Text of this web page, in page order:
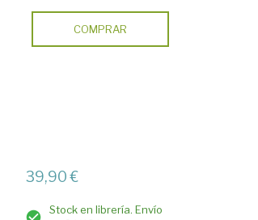
COMPRAR
39,90 €
Stock en librería. Envío